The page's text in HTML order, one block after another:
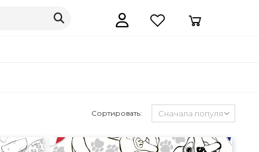
Сортировать: